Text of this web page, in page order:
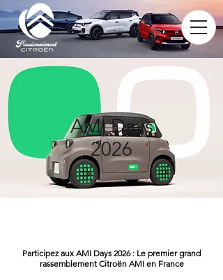
AMI Days
2026
Participez aux AMI Days 2026 : Le premier grand
rassemblement Citroën AMI en France